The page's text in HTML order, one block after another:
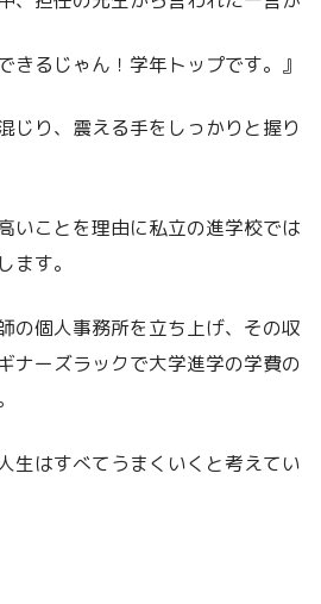
きるじゃん！学年トップです。』
じり、震える手をしっかりと握り
いことを理由に私立の進学校では
ます。
の個人事務所を立ち上げ、その収
ナーズラックで大学進学の学費の
生はすべてうまくいくと考えてい